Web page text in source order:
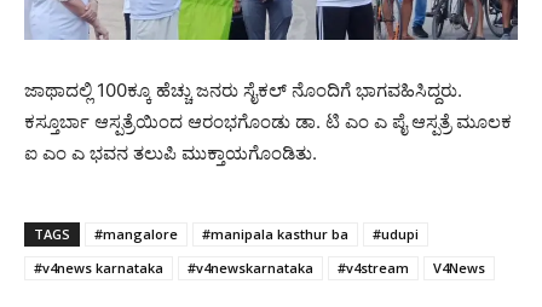
ಜಾಥಾದಲ್ಲಿ 100ಕ್ಕೂ ಹೆಚ್ಚು ಜನರು ಸೈಕಲ್ ನೊಂದಿಗೆ ಭಾಗವಹಿಸಿದ್ದರು.
ಕಸ್ತೂರ್ಬಾ ಆಸ್ಪತ್ರೆಯಿಂದ ಆರಂಭಗೊಂಡು ಡಾ. ಟಿ ಎಂ ಎ ಪೈ ಆಸ್ಪತ್ರೆ ಮೂಲಕ
ಐ ಎಂ ಎ ಭವನ ತಲುಪಿ ಮುಕ್ತಾಯಗೊಂಡಿತು.
TAGS #mangalore #manipala kasthur ba
#udupi
#v4news karnataka
#v4newskarnataka #v4stream V4News